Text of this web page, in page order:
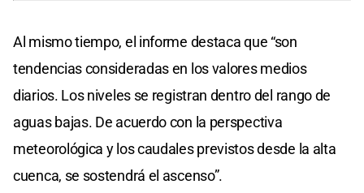
Al mismo tiempo, el informe destaca que “son
tendencias consideradas en los valores medios
diarios. Los niveles se registran dentro del rango de
aguas bajas. De acuerdo con la perspectiva
meteorológica y los caudales previstos desde la alta
cuenca, se sostendrá el ascenso”.